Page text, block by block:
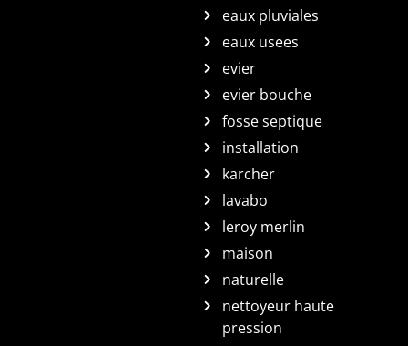
eaux pluviales
eaux usees
evier
evier bouche
fosse septique
installation
karcher
lavabo
leroy merlin
maison
naturelle
nettoyeur haute
pression